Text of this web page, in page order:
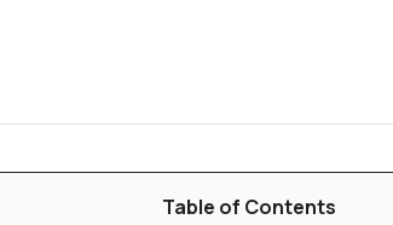
Table of Contents